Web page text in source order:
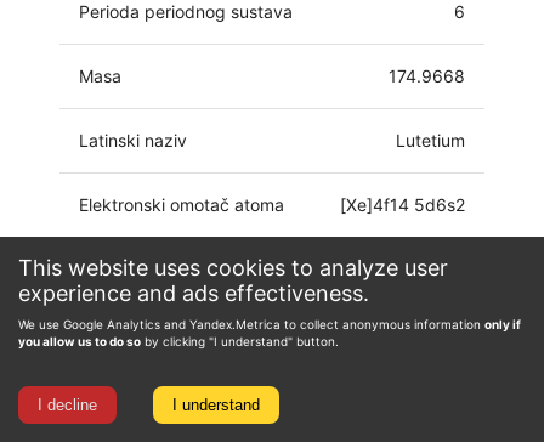
This website uses cookies to analyze user
experience and ads effectiveness.
We use Google Analytics and Yandex.Metrica to collect anonymous information only if
you allow us to do so by clicking "I understand" button.
I decline I understand
Perioda periodnog sustava 6
Masa 174.9668
Latinski naziv Lutetium
Elektronski omotač atoma [Xe]4f14 5d6s2
Oksidacijsko stanje 0, 1, 2, 3